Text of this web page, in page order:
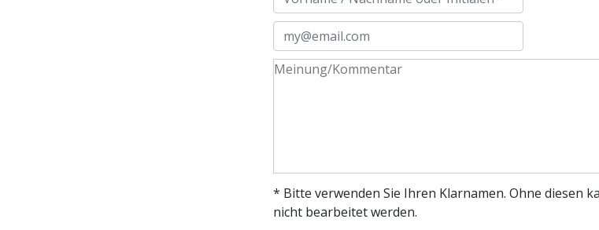
* Bitte verwenden Sie Ihren Klarnamen. Ohne diesen
nicht bearbeitet werden.